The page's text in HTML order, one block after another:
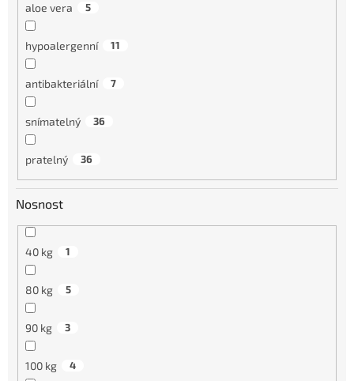
aloe vera 5
hypoalergenní 11
antibakteriální 7
snímatelný 36
pratelný 36
Nosnost
40 kg 1
80 kg 5
90 kg 3
100 kg 4